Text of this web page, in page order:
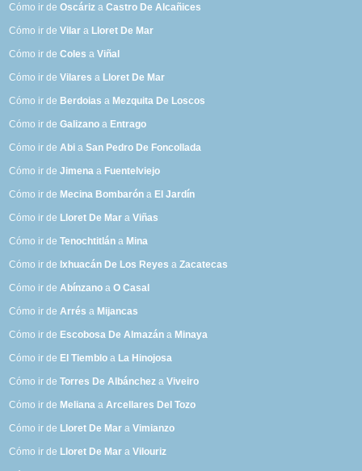
Cómo ir deOscáriz aCastro De Alcañices
Cómo ir deVilar a Lloret De Mar
Cómo ir deColes aViñal
Cómo ir deVilares a Lloret De Mar
Cómo ir de Berdoias a Mezquita De Loscos
Cómo ir deGalizano a Entrago
Cómo ir deAbi aSan Pedro De Foncollada
Cómo ir deJimena a Fuentelviejo
Cómo ir de Mecina Bombarón a El Jardín
Cómo ir de Lloret De Mar aViñas
Cómo ir deTenochtitlán a Mina
Cómo ir de Ixhuacán De Los Reyes aZacatecas
Cómo ir deAbínzano aO Casal
Cómo ir deArrés a Mijancas
Cómo ir de Escobosa De Almazán a Minaya
Cómo ir de El Tiemblo a La Hinojosa
Cómo ir deTorres De Albánchez aViveiro
Cómo ir de Meliana aArcellares Del Tozo
Cómo ir de Lloret De Mar aVimianzo
Cómo ir de Lloret De Mar aVilouriz